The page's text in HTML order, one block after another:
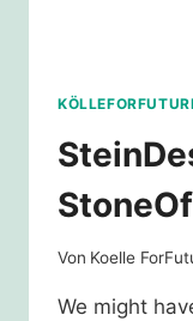
Von Koelle
We might